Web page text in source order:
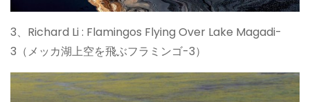
3、Richard Li : Flamingos Flying Over Lake Magadi-
3（メッカ湖上空を飛ぶフラミンゴ-3）